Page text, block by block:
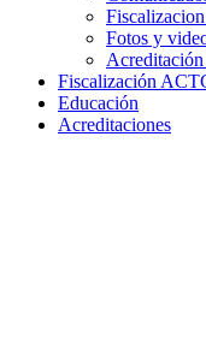
Fotos y
Fiscalización
Educación
Acreditaciones